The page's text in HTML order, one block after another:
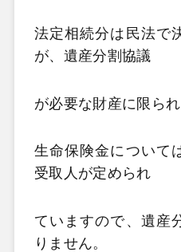
法定相続分は民法で
が、遺産分割協議
が必要な財産に限られ
生命保険金について
受取人が定められ
ていますので、遺産
りません。